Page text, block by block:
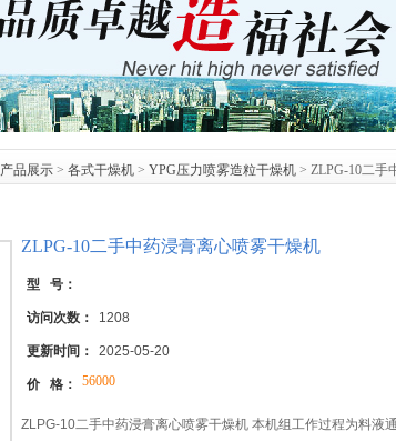
产品展示 > 各式干燥机 > YPG压力喷雾造粒干燥机 > ZLPG-10二手
ZLPG-10二手中药浸膏离心喷雾干燥机
型 号：
访问次数： 1208
更新时间： 2025-05-20
价 格： 56000
ZLPG-10二手中药浸膏离心喷雾干燥机 本机组工作过程为料液